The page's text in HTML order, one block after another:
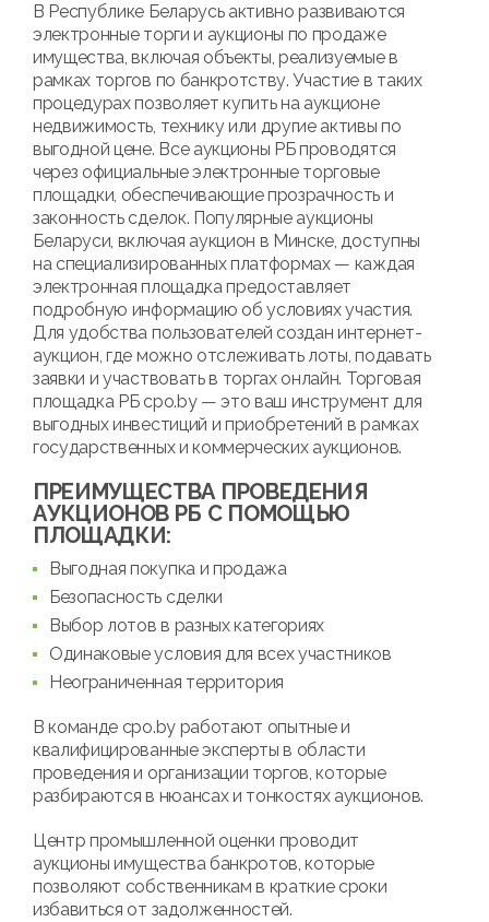
В Республике Беларусь активно развиваются
электронные торги и аукционы по продаже
имущества, включая объекты, реализуемые в
рамках торгов по банкротству. Участие в таких
процедурах позволяет купить на аукционе
недвижимость, технику или другие активы по
выгодной цене. Все аукционы РБ проводятся
через официальные электронные торговые
площадки, обеспечивающие прозрачность и
законность сделок. Популярные аукционы
Беларуси, включая аукцион в Минске, доступны
на специализированных платформах — каждая
электронная площадка предоставляет
подробную информацию об условиях участия.
Для удобства пользователей создан интернет-
аукцион, где можно отслеживать лоты, подавать
заявки и участвовать в торгах онлайн. Торговая
площадка РБ cpo.by — это ваш инструмент для
выгодных инвестиций и приобретений в рамках
государственных и коммерческих аукционов.
ПРЕИМУЩЕСТВА ПРОВЕДЕНИЯ
АУКЦИОНОВ РБ С ПОМОЩЬЮ
ПЛОЩАДКИ:
Выгодная покупка и продажа
Безопасность сделки
Выбор лотов в разных категориях
Одинаковые условия для всех участников
Неограниченная территория
В команде cpo.by работают опытные и
квалифицированные эксперты в области
проведения и организации торгов, которые
разбираются в нюансах и тонкостях аукционов.
Центр промышленной оценки проводит
аукционы имущества банкротов, которые
позволяют собственникам в краткие сроки
избавиться от задолженностей.